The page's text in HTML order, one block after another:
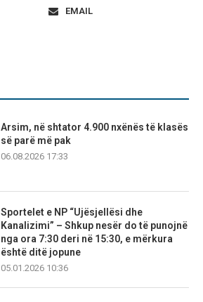
EMAIL
Arsim, në shtator 4.900 nxënës të klasës
së parë më pak
06.08.2026 17:33
Sportelet e NP “Ujësjellësi dhe
Kanalizimi” – Shkup nesër do të punojnë
nga ora 7:30 deri në 15:30, e mërkura
është ditë jopune
05.01.2026 10:36